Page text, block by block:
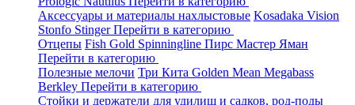
Аксессуары и материалы нахлыстовые Kosadaka Vision
Stonfo StingerПерейти в категорию
Отцепы Fish Gold Spinningline Пирс Мастер Яман
Перейти в категорию
Полезные мелочи Три Кита Golden Mean Megabass
Berkley Перейти в категорию
Стойки и держатели для удилищ и садков, род-поды